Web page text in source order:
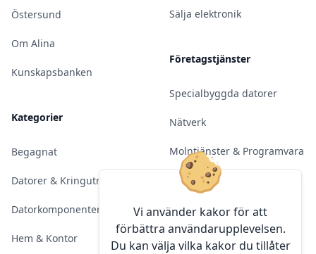
Vi använder kakor för att
förbättra användarupplevelsen.
Du kan välja vilka kakor du tillåter
Östersund
Om Alina
Kunskapsbanken
Kategorier
Begagnat
Datorer & Kringutrustning
Datorkomponenter
Hem & Kontor
Sälja elektronik
Företagstjänster
Specialbyggda datorer
Nätverk
Molntjänster & Programvara
Server & Backup
Kameraövervakning
Konferens & Public Display